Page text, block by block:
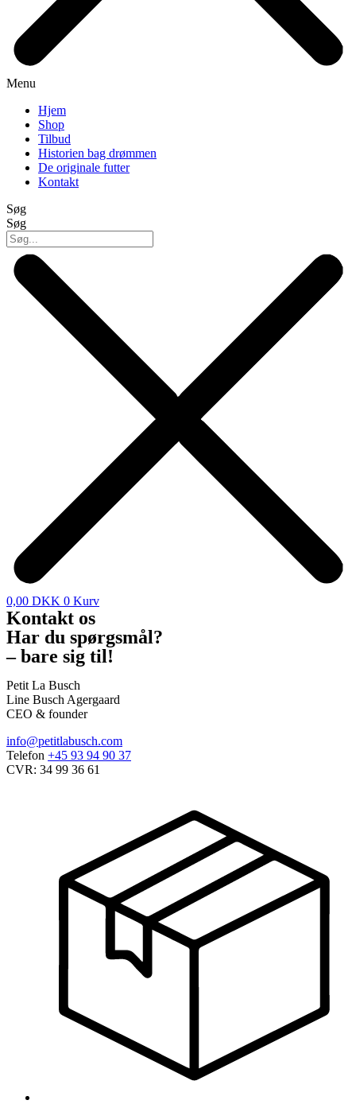
Menu
Hjem
Shop
Tilbud
Historien bag drømmen
De originale futter
Kontakt
Søg
Søg
0,00 DKK 0 Kurv
Kontakt os
Har du spørgsmål?
– bare sig til!
Petit La Busch
Line Busch Agergaard
CEO & founder
info@petitlabusch.com
Telefon +45 93 94 90 37
CVR: 34 99 36 61